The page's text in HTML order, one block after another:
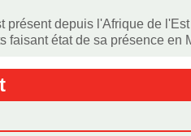
présent depuis l'Afrique de
faisant état de sa présence en